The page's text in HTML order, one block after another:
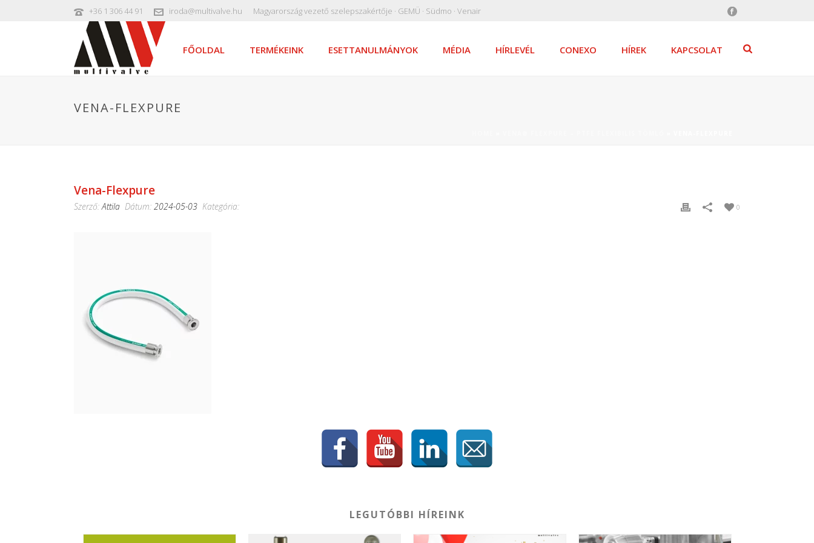
+36 1 306 44 91 iroda@multivalve.hu Magyarország vezető szelepszakértője · GEMÜ · Südmo · Venair
FŐOLDAL TERMÉKEINK ESETTANULMÁNYOK MÉDIA HÍRLEVÉL CONEXO HÍREK KAPCSOLAT
VENA-FLEXPURE
Vena-Flexpure
Szerző:Attila Dátum: 2024-05-03 Kategória: 0
LEGUTÓBBI HÍREINK